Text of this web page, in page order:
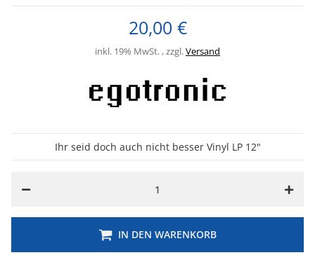
20,00 €
inkl. 19% MwSt. , zzgl.Versand
Ihr seid doch auch nicht besser Vinyl LP 12"
IN DEN WARENKORB